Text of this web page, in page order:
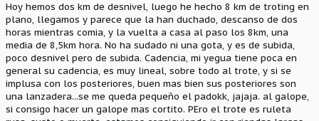
Hoy hemos dos km de desnivel, luego he hecho 8 km de troting en
plano, llegamos y parece que la han duchado, descanso de dos
horas mientras comia, y la vuelta a casa al paso los 8km, una
media de 8,5km hora. No ha sudado ni una gota, y es de subida,
poco desnivel pero de subida. Cadencia, mi yegua tiene poca en
general su cadencia, es muy lineal, sobre todo al trote, y si se
implusa con los posteriores, buen mas bien sus posteriores son
una lanzadera...se me queda pequeño el padokk, jajaja. al galope,
si consigo hacer un galope mas cortito. PEro el trote es ruleta